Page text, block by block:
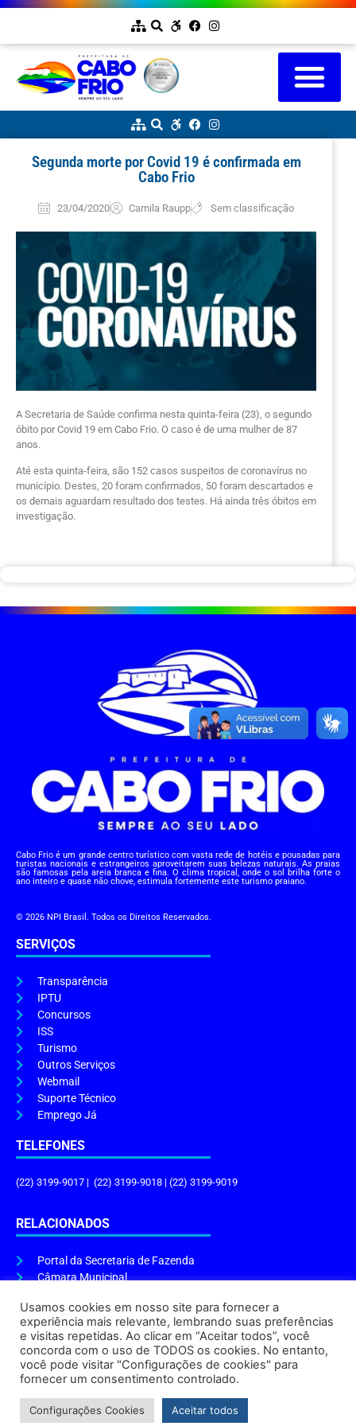
Segunda morte por Covid 19 é confirmada em
Cabo Frio
23/04/2020 Camila Raupp Sem classificação
A Secretaria de Saúde confirma nesta quinta-feira (23), o segundo
óbito por Covid 19 em Cabo Frio. O caso é de uma mulher de 87
anos.
Até esta quinta-feira, são 152 casos suspeitos de coronavírus no
município. Destes, 20 foram confirmados, 50 foram descartados e
os demais aguardam resultado dos testes. Há ainda três óbitos em
investigação.
Cabo Frio é um grande centro turístico com vasta rede de hotéis e pousadas para
turistas nacionais e estrangeiros aproveitarem suas belezas naturais. As praias
são famosas pela areia branca e fina. O clima tropical, onde o sol brilha forte o
ano inteiro e quase não chove, estimula fortemente este turismo praiano.
© 2026 NPI Brasil. Todos os Direitos Reservados.
SERVIÇOS
Transparência
IPTU
Concursos
ISS
Turismo
Outros Serviços
Webmail
Suporte Técnico
Emprego Já
TELEFONES
(22) 3199-9017 | (22) 3199-9018 | (22) 3199-9019
RELACIONADOS
Portal da Secretaria de Fazenda
Câmara Municipal
ENDEREÇO E HORÁRIO
Endereço:Praça Tiradentes, s/n – Centro, Cabo Frio – RJ, 28906-290
Atendimento do Protocolo Geral da Prefeitura:9h às 16h
Horário de Funcionamento:8h às 17h
Usamos cookies em nosso site para fornecer a
experiência mais relevante, lembrando suas preferências
e visitas repetidas. Ao clicar em “Aceitar todos”, você
concorda com o uso de TODOS os cookies. No entanto,
você pode visitar "Configurações de cookies" para
fornecer um consentimento controlado.
Configurações Cookies Aceitar todos